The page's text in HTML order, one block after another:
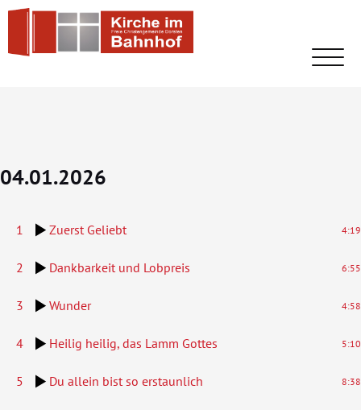
Skip
Kirche Im Bahnhof
Freie Christengemeinde Dorsten
04.01.2026
1 Zuerst Geliebt 4:19
2 Dankbarkeit und Lobpreis 6:55
3 Wunder 4:58
4 Heilig heilig, das Lamm Gottes 5:10
5 Du allein bist so erstaunlich 8:38